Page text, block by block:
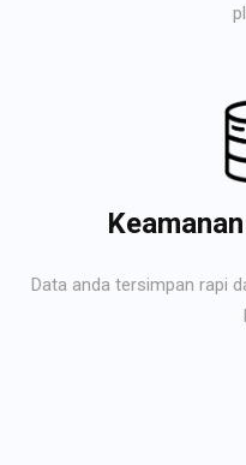
Data anda tersimpan rapi